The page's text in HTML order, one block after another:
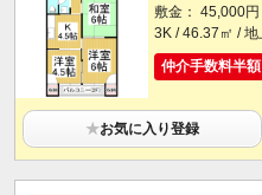
敷金： 45,000
3K / 46.37㎡ / 地
仲介手数料半額
★お気に入り登録